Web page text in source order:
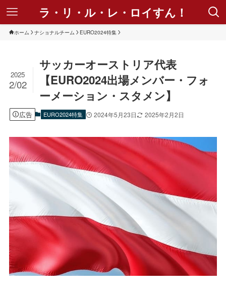
ラ・リ・ル・レ・ロイすん！
ホーム ナショナルチーム EURO2024特集
サッカーオーストリア代表
【EURO2024出場メンバー・フォ
ーメーション・スタメン】
2025
2/02
広告 EURO2024特集 2024年5月23日 2025年2月2日